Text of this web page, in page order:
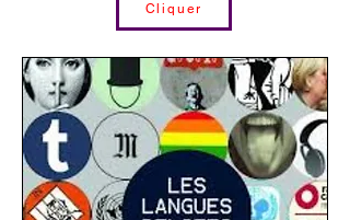
Cliquer